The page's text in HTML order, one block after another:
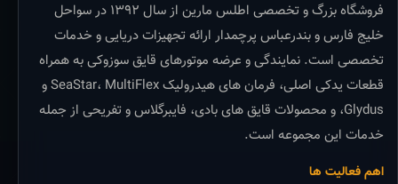
فروشگاه بزرگ و تخصصی اطلس مارین از سال ۱۳۹۲ در سواحل
خلیج فارس و بندرعباس پرچمدار ارائه تجهیزات دریایی و خدمات
تخصصی است. نمایندگی و عرضه موتورهای قایق سوزوکی به همراه
قطعات یدکی اصلی، فرمان های هیدرولیک SeaStar، MultiFlex و
Glydus، و محصولات قایق های بادی، فایبرگلاس و تفریحی از جمله
خدمات این مجموعه است.
اهم فعالیت ها